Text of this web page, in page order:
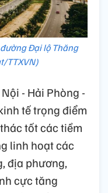
Đại lộ Thăng
TTXVN)
- Hải Phòng -
tế trọng điểm
tốt các tiềm
linh hoạt các
địa phương,
cực tăng